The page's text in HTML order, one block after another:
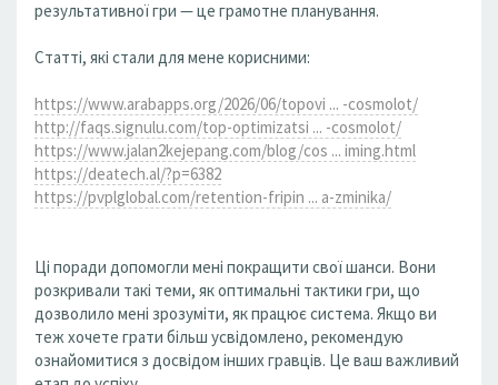
результативної гри — це грамотне планування.
Статті, які стали для мене корисними:
https://www.arabapps.org/2026/06/topovi ... -cosmolot/
http://faqs.signulu.com/top-optimizatsi ... -cosmolot/
https://www.jalan2kejepang.com/blog/cos ... iming.html
https://deatech.al/?p=6382
https://pvplglobal.com/retention-fripin ... a-zminika/
Ці поради допомогли мені покращити свої шанси. Вони
розкривали такі теми, як оптимальні тактики гри, що
дозволило мені зрозуміти, як працює система. Якщо ви
теж хочете грати більш усвідомлено, рекомендую
ознайомитися з досвідом інших гравців. Це ваш важливий